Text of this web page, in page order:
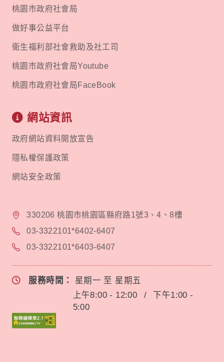
桃園市政府社會局
做好事公益平台
衛生福利部社會救助及社工司
桃園市政府社會局Youtube
桃園市政府社會局FaceBook
網站資訊
政府網站資料開放宣告
隱私權保護政策
網站安全政策
330206 桃園市桃園區縣府路1號3、4、8樓
03-3322101*6402-6407
03-3322101*6403-6407
服務時間： 星期一 至 星期五
上午8:00 - 12:00
/
下午1:00 -
5:00